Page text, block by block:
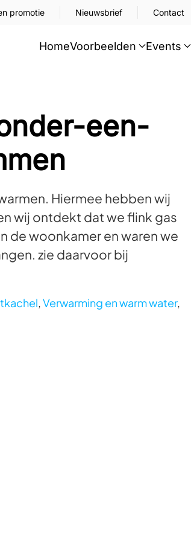
promotie Nieuwsbrief Contact
HomeVoorbeelden Events
een-
Hiermee hebben wij
wij ontdekt dat we flink gas
de woonkamer en waren we
zie daarvoor bij
,Verwarming en warm water,